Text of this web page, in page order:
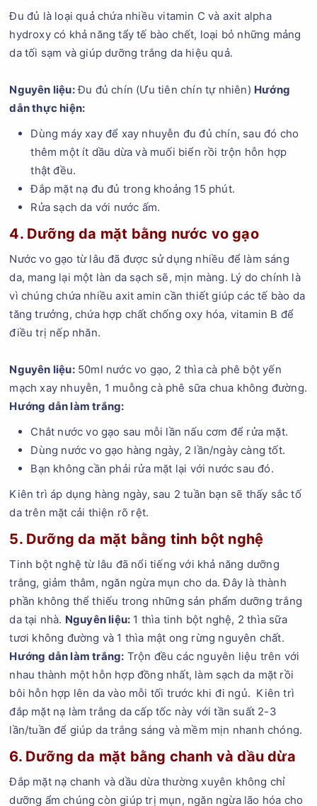
Đu đủ là loại quả chứa nhiều vitamin C và axit alpha
hydroxy có khả năng tẩy tế bào chết, loại bỏ những mảng
da tối sạm và giúp dưỡng trắng da hiệu quả.
Nguyên liệu:Đu đủ chín (Ưu tiên chín tự nhiên) Hướng
dẫn thực hiện:
Dùng máy xay để xay nhuyễn đu đủ chín, sau đó cho
thêm một ít dầu dừa và muối biển rồi trộn hỗn hợp
thật đều.
Đắp mặt nạ đu đủ trong khoảng 15 phút.
Rửa sạch da với nước ấm.
4. Dưỡng da mặt bằng nước vo gạo
Nước vo gạo từ lâu đã được sử dụng nhiều để làm sáng
da, mang lại một làn da sạch sẽ, mịn màng. Lý do chính là
vì chúng chứa nhiều axit amin cần thiết giúp các tế bào da
tăng trưởng, chứa hợp chất chống oxy hóa, vitamin B để
điều trị nếp nhăn.
Nguyên liệu:50ml nước vo gạo, 2 thìa cà phê bột yến
mạch xay nhuyễn, 1 muỗng cà phê sữa chua không đường.
Hướng dẫn làm trắng:
Chắt nước vo gạo sau mỗi lần nấu cơm để rửa mặt.
Dùng nước vo gạo hàng ngày, 2 lần/ngày càng tốt.
Bạn không cần phải rửa mặt lại với nước sau đó.
Kiên trì áp dụng hàng ngày, sau 2 tuần bạn sẽ thấy sắc tố
da trên mặt cải thiện rõ rệt.
5. Dưỡng da mặt bằng tinh bột nghệ
Tinh bột nghệ từ lâu đã nổi tiếng với khả năng dưỡng
trắng, giảm thâm, ngăn ngừa mụn cho da. Đây là thành
phần không thể thiếu trong những sản phẩm dưỡng trắng
da tại nhà. Nguyên liệu: 1 thìa tinh bột nghệ, 2 thìa sữa
tươi không đường và 1 thìa mật ong rừng nguyên chất.
Hướng dẫn làm trắng: Trộn đều các nguyên liệu trên với
nhau thành một hỗn hợp đồng nhất, làm sạch da mặt rồi
bôi hỗn hợp lên da vào mỗi tối trước khi đi ngủ. Kiên trì
đắp mặt nạ làm trắng da cấp tốc này với tần suất 2-3
lần/tuần để giúp da trắng sáng và mềm mịn nhanh chóng.
6. Dưỡng da mặt bằng chanh và dầu dừa
Đắp mặt nạ chanh và dầu dừa thường xuyên không chỉ
dưỡng ẩm chúng còn giúp trị mụn, ngăn ngừa lão hóa cho